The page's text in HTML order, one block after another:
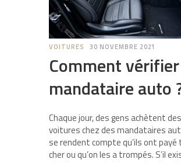
VOITURES 30 NOVEMBRE 2021
Comment
mandataire auto
Chaque jour, des gens achètent des
voitures chez des mandataires
se rendent compte qu’ils ont payé
cher ou qu’on les a trompés. S’il